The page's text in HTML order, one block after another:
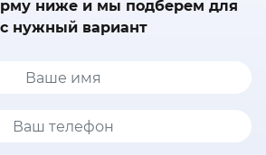
ниже и мы подберем для
нужный вариант